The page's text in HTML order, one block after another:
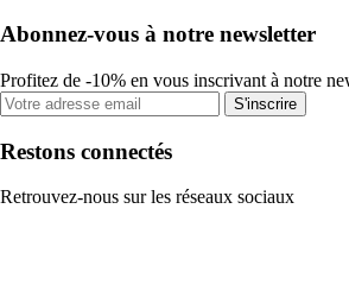
Abonnez-vous à notre newsletter
Profitez de -10% en vous inscrivant à notre
S'inscrire
Restons connectés
Retrouvez-nous sur les réseaux sociaux